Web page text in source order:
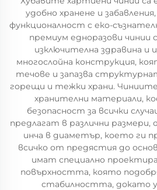
удобно хранене и
функционалност с еко-
премиум едноразови чинии
изключителна здравина и
многослойна конструкция,
течове и запазва
горещи и тежки храни.
хранителни материали,
безопасност за всички
предлагат в различни размери,
инча в диаметър, което ги
всичко от предястия до
имат специално
повърхността, която
стабилността, докато